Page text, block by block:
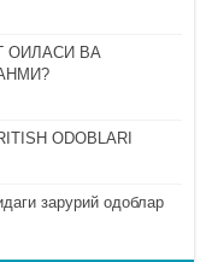
ОИЛАСИ ВА
ODOBLARI
зарурий одоблар